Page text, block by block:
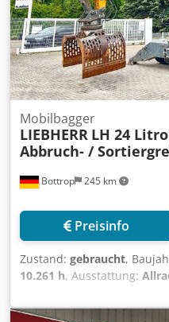
Bottrop 245 km
Mobilbagger
LIEBHERR LH 24
Abbruch- /
Preisinfo
Zustand: gebraucht,
10.261 h, Ausstattung:
Mobilbagger LH24 Typ:
Acmorf Bj. 2019